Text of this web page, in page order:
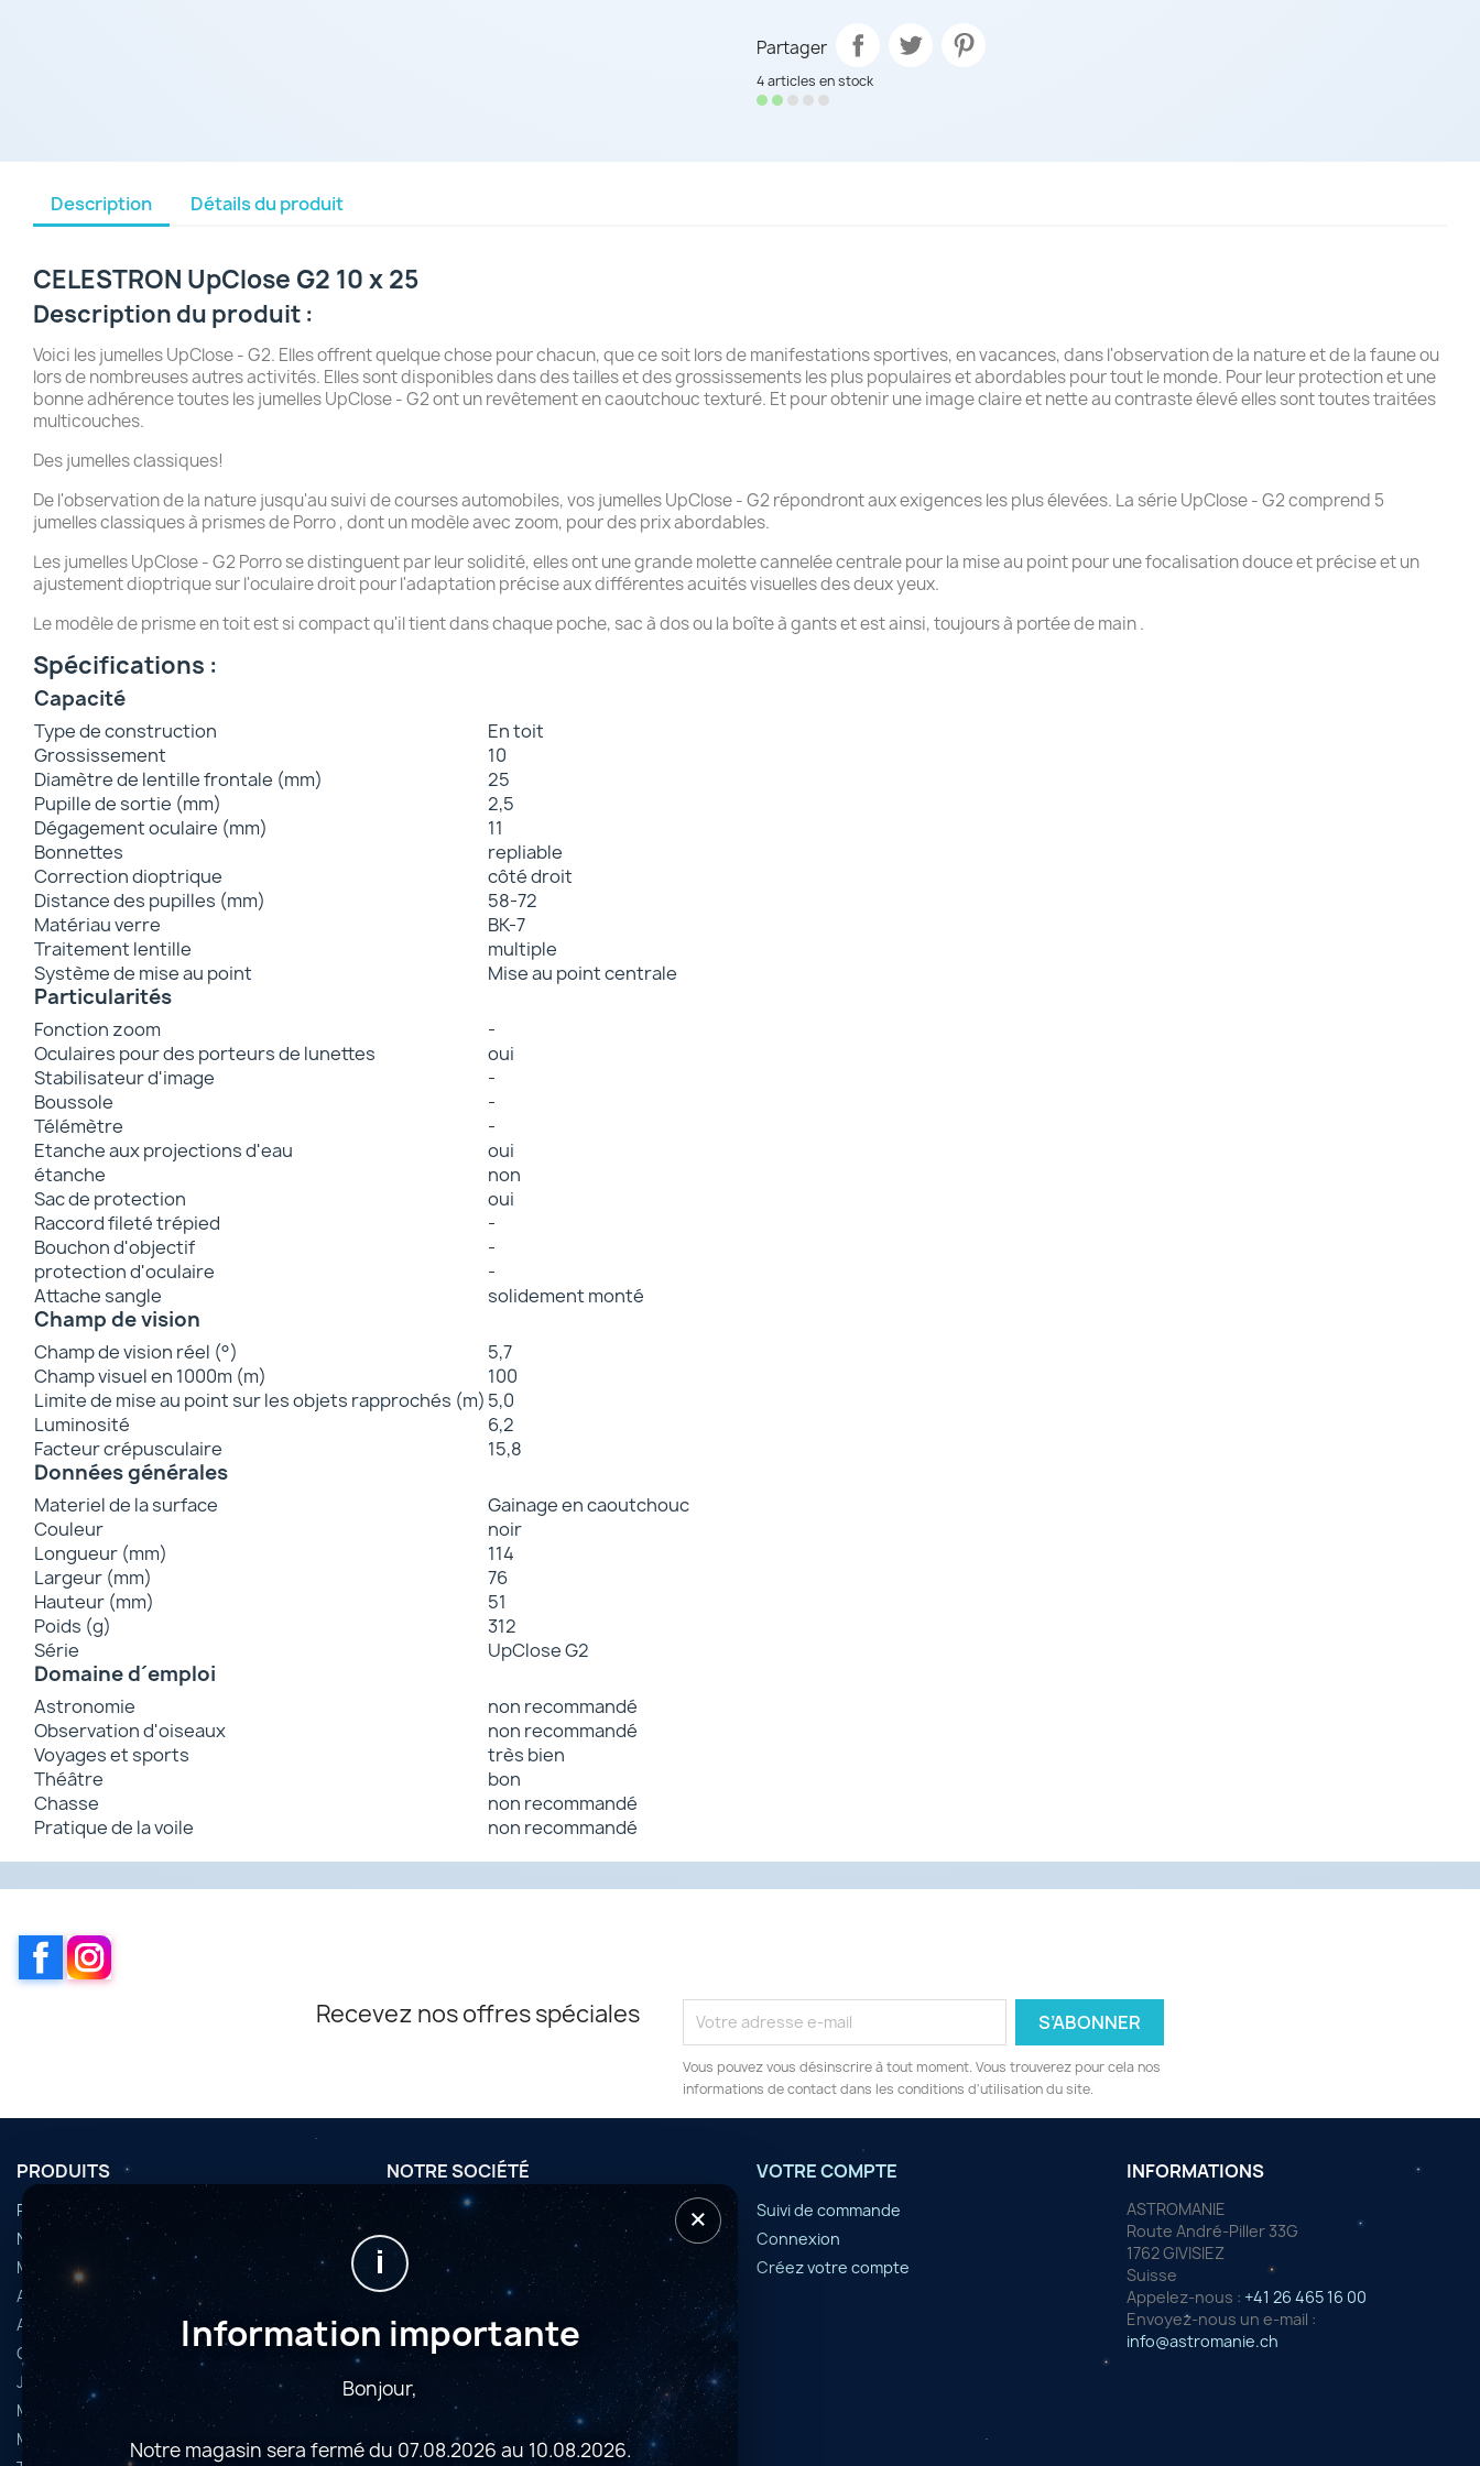
Partager
4 articles en stock
Description Détails du produit
CELESTRON UpClose G2 10 x 25
Description du produit :
Voici lesjumelles UpClose - G2. Elles offrent quelque chose pour chacun, que ce soit lors de manifestations sportives, en vacances, dans l'observation de la nature et de la faune ou
lors de nombreuses autres activités. Elles sont disponibles dans des tailles et des grossissements les plus populaires et abordables pour tout le monde. Pour leur protection et une
bonne adhérence toutes lesjumelles UpClose - G2ont un revêtement en caoutchouc texturé. Et pour obtenir une image claire et nette au contraste élevé elles sont toutes traitées
multicouches.
Des jumelles classiques!
De l'observation de la nature jusqu'au suivi de courses automobiles, vosjumelles UpClose - G2 répondront aux exigences les plus élevées. La sérieUpClose - G2comprend 5
jumelles classiques à prismes de Porro , dont un modèle avec zoom, pour des prix abordables.
Lesjumelles UpClose - G2 Porrose distinguent par leur solidité, elles ont une grande molette cannelée centrale pour la mise au point pour une focalisation douce et précise et un
ajustement dioptrique sur l'oculaire droit pour l'adaptation précise aux différentes acuités visuelles des deux yeux.
Le modèle deprisme en toitest si compact qu'il tient dans chaque poche, sac à dos ou la boîte à gants et est ainsi, toujours à portée de main .
Spécifications :
Capacité
Type de construction
En toit
Grossissement
10
Diamètre de lentille frontale (mm)
25
Pupille de sortie (mm)
2,5
Dégagement oculaire (mm)
11
Bonnettes
repliable
Correction dioptrique
côté droit
Distance des pupilles (mm)
58-72
Matériau verre
BK-7
Traitement lentille
multiple
Système de mise au point
Mise au point centrale
Particularités
Fonction zoom
-
Oculaires pour des porteurs de lunettes
oui
Stabilisateur d'image
-
Boussole
-
Télémètre
-
Etanche aux projections d'eau
oui
étanche
non
Sac de protection
oui
Raccord fileté trépied
-
Bouchon d'objectif
-
protection d'oculaire
-
Attache sangle
solidement monté
Champ de vision
Champ de vision réel (°)
5,7
Champ visuel en 1000m (m)
100
Limite de mise au point sur les objets rapprochés (m) 5,0
Luminosité
6,2
Facteur crépusculaire
15,8
Données générales
Materiel de la surface
Gainage en caoutchouc
Couleur
noir
Longueur (mm)
114
Largeur (mm)
76
Hauteur (mm)
51
Poids (g)
312
Série
UpClose G2
Domaine d´emploi
Astronomie
non recommandé
Observation d'oiseaux
non recommandé
Voyages et sports
très bien
Théâtre
bon
Chasse
non recommandé
Pratique de la voile
non recommandé
Facebook
Recevez nos offres spéciales
Vous pouvez vous désinscrire à tout moment. Vous trouverez pour cela nos
informations de contact dans les conditions d'utilisation du site.
PRODUITS
Promotions
Nouveaux produits
Meilleures ventes
Accessoires
Articles d’occasion
Caméras astrophoto
Jumelles et longues-vues
Microscopes
Montures
NOTRE SOCIÉTÉ
Conditions d'utilisation
Horaires
Nous contacter
Plan du site
Magasins
VOTRE COMPTE
Suivi de commande
Connexion
Créez votre compte
INFORMATIONS
ASTROMANIE
Route André-Piller 33G
1762 GIVISIEZ
Suisse
Appelez-nous : +41 26 465 16 00
Envoyez-nous un e-mail :
info@astromanie.ch
×
i
Information importante
Bonjour,
Notre magasin sera fermé du 07.08.2026 au 10.08.2026.